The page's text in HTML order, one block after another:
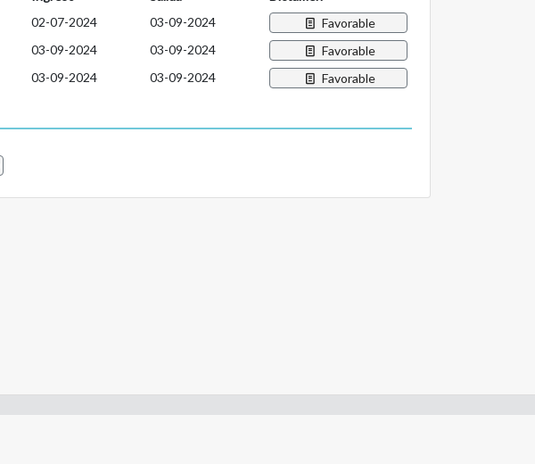
02-07-2024 03-09-2024
Favorable
03-09-2024 03-09-2024
Favorable
03-09-2024 03-09-2024 Favorable